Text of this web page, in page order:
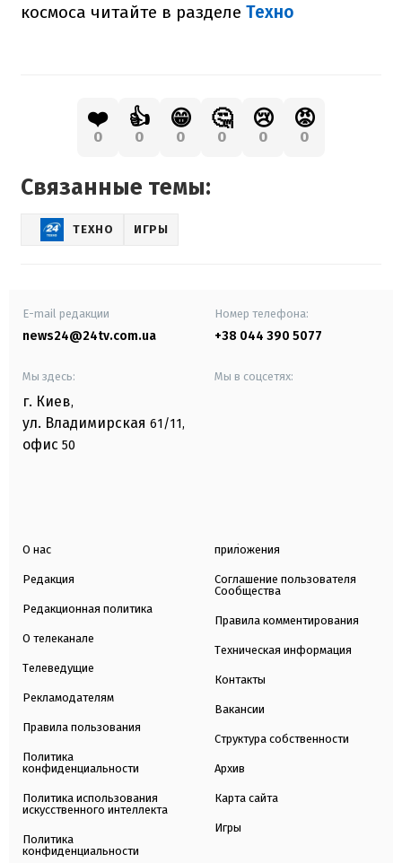
космоса читайте в разделе Техно
❤️
0
👍
0
😁
0
🤔
0
😢
0
😡
0
Связанные темы:
ТЕХНО ИГРЫ
E-mail редакции
news24@24tv.com.ua
Номер телефона:
+38 044 390 5077
Мы здесь:
г. Киев,
ул. Владимирская 61/11,
офис 50
Мы в соцсетях:
О нас
Редакция
Редакционная политика
О телеканале
Телеведущие
Рекламодателям
Правила пользования
Политика
конфиденциальности
Политика использования
искусственного интеллекта
Политика
конфиденциальности
приложения
Соглашение пользователя
Сообщества
Правила комментирования
Техническая информация
Контакты
Вакансии
Структура собственности
Архив
Карта сайта
Игры